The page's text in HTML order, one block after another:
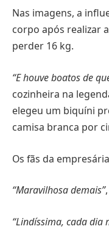
Nas imagens, a
corpo após realizar
perder 16 kg.
“E houve boatos de
cozinheira na
elegeu um biquíni
camisa branca por
Os fãs da
“Maravilhosa demais”
“Lindíssima, cada dia